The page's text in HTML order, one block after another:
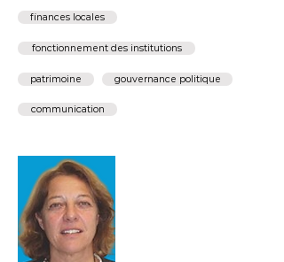
finances locales
fonctionnement des institutions
patrimoine gouvernance politique
communication